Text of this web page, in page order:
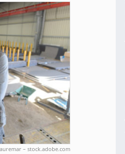
– stock.adobe.com